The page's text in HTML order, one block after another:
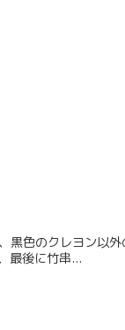
色のクレヨン以外
最後に竹串...